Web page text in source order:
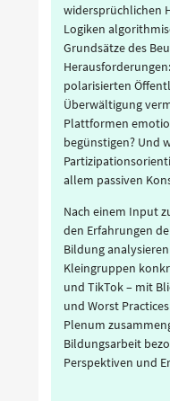
widersprüchlichen
Logiken
Grundsätze des
polarisierten
Überwältigung
Plattformen
begünstigen? Und
allem passiven
Nach einem Input
den Erfahrungen
Bildung
Kleingruppen
und TikTok – mit
und Worst
Plenum
Bildungsarbeit
Perspektiven und